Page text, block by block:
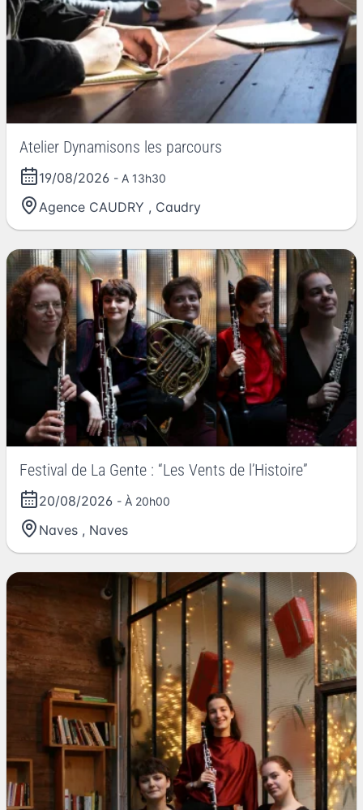
Atelier Dynamisons les parcours
19/08/2026 - A 13h30
Agence CAUDRY , Caudry
Festival de La Gente : “Les Vents de l’Histoire”
20/08/2026 - À 20h00
Naves , Naves